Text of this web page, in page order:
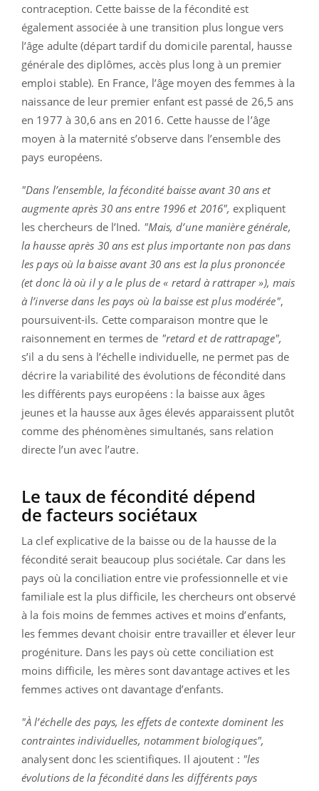
contraception. Cette baisse de la fécondité est
également associée à une transition plus longue vers
l’âge adulte (départ tardif du domicile parental, hausse
générale des diplômes, accès plus long à un premier
emploi stable). En France, l’âge moyen des femmes à la
naissance de leur premier enfant est passé de 26,5 ans
en 1977 à 30,6 ans en 2016. Cette hausse de l’âge
moyen à la maternité s’observe dans l’ensemble des
pays européens.
"Dans l’ensemble, la fécondité baisse avant 30 ans et
augmente après 30 ans entre 1996 et 2016", expliquent
les chercheurs de l’Ined. "Mais, d’une manière générale,
la hausse après 30 ans est plus importante non pas dans
les pays où la baisse avant 30 ans est la plus prononcée
(et donc là où il y a le plus de « retard à rattraper »), mais
à l’inverse dans les pays où la baisse est plus modérée",
poursuivent-ils. Cette comparaison montre que le
raisonnement en termes de "retard et de rattrapage",
s’il a du sens à l’échelle individuelle, ne permet pas de
décrire la variabilité des évolutions de fécondité dans
les différents pays européens : la baisse aux âges
jeunes et la hausse aux âges élevés apparaissent plutôt
comme des phénomènes simultanés, sans relation
directe l’un avec l’autre.
Le taux de fécondité dépend
de facteurs sociétaux
La clef explicative de la baisse ou de la hausse de la
fécondité serait beaucoup plus sociétale. Car dans les
pays où la conciliation entre vie professionnelle et vie
familiale est la plus difficile, les chercheurs ont observé
à la fois moins de femmes actives et moins d’enfants,
les femmes devant choisir entre travailler et élever leur
progéniture. Dans les pays où cette conciliation est
moins difficile, les mères sont davantage actives et les
femmes actives ont davantage d’enfants.
"À l’échelle des pays, les effets de contexte dominent les
contraintes individuelles, notamment biologiques",
analysent donc les scientifiques. Il ajoutent : "les
évolutions de la fécondité dans les différents pays